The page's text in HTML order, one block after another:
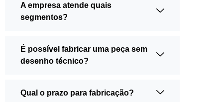
A empresa atende quais
segmentos?
É possível fabricar uma peça sem
desenho técnico?
Qual o prazo para fabricação?